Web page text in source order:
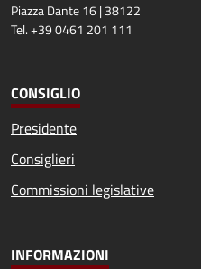
Piazza Dante 16 | 38122
Tel. +39 0461 201 111
CONSIGLIO
Presidente
Consiglieri
Commissioni legislative
INFORMAZIONI